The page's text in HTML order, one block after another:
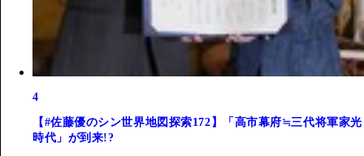
4
【#佐藤優のシン世界地図探索172】「高市幕府≒三代将軍家光
時代」が到来!?